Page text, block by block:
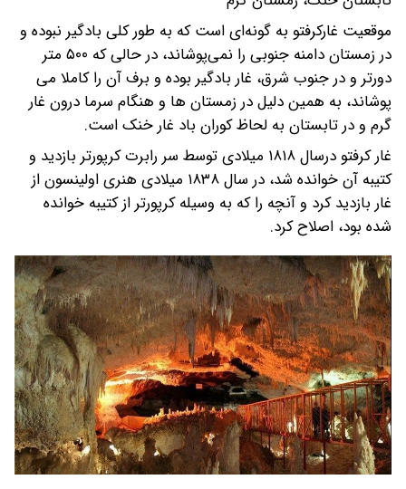
موقعیت غارکرفتو به گونه‌ای است که به طور کلی بادگیر نبوده و
در زمستان دامنه جنوبی را نمی‌پوشاند، در حالی که ۵۰۰ متر
دورتر و در جنوب شرق، غار بادگیر بوده و برف آن را کاملا می
پوشاند، به همین دلیل در زمستان ها و هنگام سرما درون غار
گرم و در تابستان به لحاظ کوران باد غار خنک است.
غار کرفتو درسال ۱۸۱۸ میلادی توسط سر رابرت کرپورتر بازدید و
کتیبه آن خوانده شد، در سال ۱۸۳۸ میلادی هنری اولینسون از
غار بازدید کرد و آنچه را که به وسیله کرپورتر از کتیبه خوانده
شده بود، اصلاح کرد.